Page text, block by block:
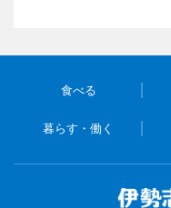
食べる
暮らす・働く